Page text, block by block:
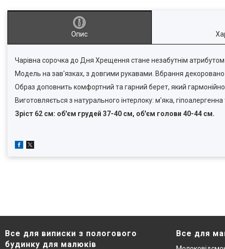
Опис
Чарівна сорочка до Дня Хрещення стане незабутнім
Модель на зав'язках, з довгими рукавами. Вбрання
Образ доповнить комфортний та гарний берет, який гармонійно
Виготовляється з натурального інтерлоку: м'яка,
Зріст 62 см: об'єм грудей 37-40 см, об'єм голови 40-44 см.
Все для виписки з пологового
будинку для малюків
Все для